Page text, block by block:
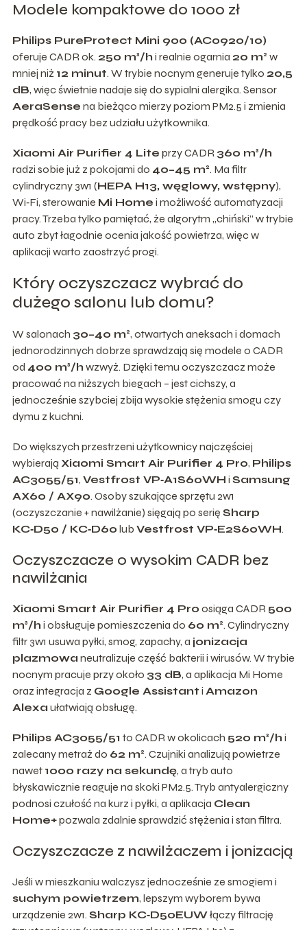
Modele kompaktowe do 1000 zł
Philips PureProtect Mini 900 (AC0920/10)
oferuje CADR ok. 250 m³/h i realnie ogarnia 20 m² w
mniej niż 12 minut. W trybie nocnym generuje tylko 20,5
dB, więc świetnie nadaje się do sypialni alergika. Sensor
AeraSense na bieżąco mierzy poziom PM2.5 i zmienia
prędkość pracy bez udziału użytkownika.
Xiaomi Air Purifier 4 Lite przy CADR 360 m³/h
radzi sobie już z pokojami do 40–45 m². Ma filtr
cylindryczny 3w1 (HEPA H13, węglowy, wstępny),
Wi‑Fi, sterowanie Mi Home i możliwość automatyzacji
pracy. Trzeba tylko pamiętać, że algorytm „chiński” w trybie
auto zbyt łagodnie ocenia jakość powietrza, więc w
aplikacji warto zaostrzyć progi.
Który oczyszczacz wybrać do
dużego salonu lub domu?
W salonach 30–40 m², otwartych aneksach i domach
jednorodzinnych dobrze sprawdzają się modele o CADR
od 400 m³/h wzwyż. Dzięki temu oczyszczacz może
pracować na niższych biegach – jest cichszy, a
jednocześnie szybciej zbija wysokie stężenia smogu czy
dymu z kuchni.
Do większych przestrzeni użytkownicy najczęściej
wybierają Xiaomi Smart Air Purifier 4 Pro, Philips
AC3055/51, Vestfrost VP‑A1S60WH i Samsung
AX60 / AX90. Osoby szukające sprzętu 2w1
(oczyszczanie + nawilżanie) sięgają po serię Sharp
KC‑D50 / KC‑D60 lub Vestfrost VP‑E2S60WH.
Oczyszczacze o wysokim CADR bez
nawilżania
Xiaomi Smart Air Purifier 4 Pro osiąga CADR 500
m³/h i obsługuje pomieszczenia do 60 m². Cylindryczny
filtr 3w1 usuwa pyłki, smog, zapachy, a jonizacja
plazmowa neutralizuje część bakterii i wirusów. W trybie
nocnym pracuje przy około 33 dB, a aplikacja Mi Home
oraz integracja z Google Assistant i Amazon
Alexa ułatwiają obsługę.
Philips AC3055/51 to CADR w okolicach 520 m³/h i
zalecany metraż do 62 m². Czujniki analizują powietrze
nawet 1000 razy na sekundę, a tryb auto
błyskawicznie reaguje na skoki PM2.5. Tryb antyalergiczny
podnosi czułość na kurz i pyłki, a aplikacja Clean
Home+pozwala zdalnie sprawdzić stężenia i stan filtra.
Oczyszczacze z nawilżaczem i jonizacją
Jeśli w mieszkaniu walczysz jednocześnie ze smogiem i
suchym powietrzem, lepszym wyborem bywa
urządzenie 2w1. Sharp KC‑D50EUWłączy filtrację